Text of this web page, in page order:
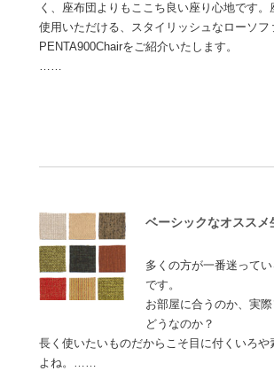
く、座布団よりもここち良い座り心地です。
使用いただける、スタイリッシュなローソフ
PENTA900Chairをご紹介いたします。
……
ベーシックなオススメ
多くの方が一番迷って
です。
お部屋に合うのか、実
どうなのか？
長く使いたいものだからこそ目に付くいろや
よね。……